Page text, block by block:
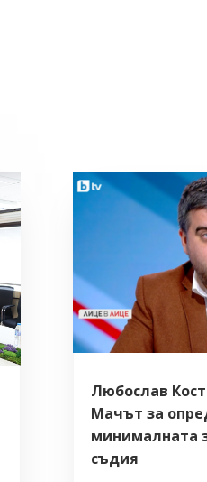
Любослав
Мачът за
минималната
съдия